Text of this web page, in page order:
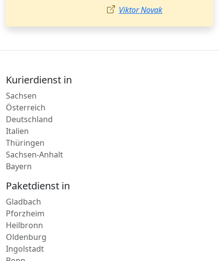
Kurierdienst in
Sachsen
Österreich
Deutschland
Italien
Thüringen
Sachsen-Anhalt
Paketdienst in
Gladbach
Pforzheim
Heilbronn
Oldenburg